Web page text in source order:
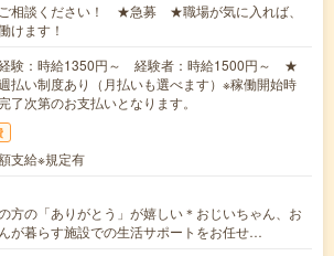
相談ください！ ★急募 ★職場が気に入れば、
けます！
験：時給1350円～ 経験者：時給1500円～ ★
払い制度あり（月払いも選べます）※稼働開始時
了次第のお支払いとなります。
支給※規定有
方の「ありがとう」が嬉しい＊おじいちゃん、お
が暮らす施設での生活サポートをお任せ…